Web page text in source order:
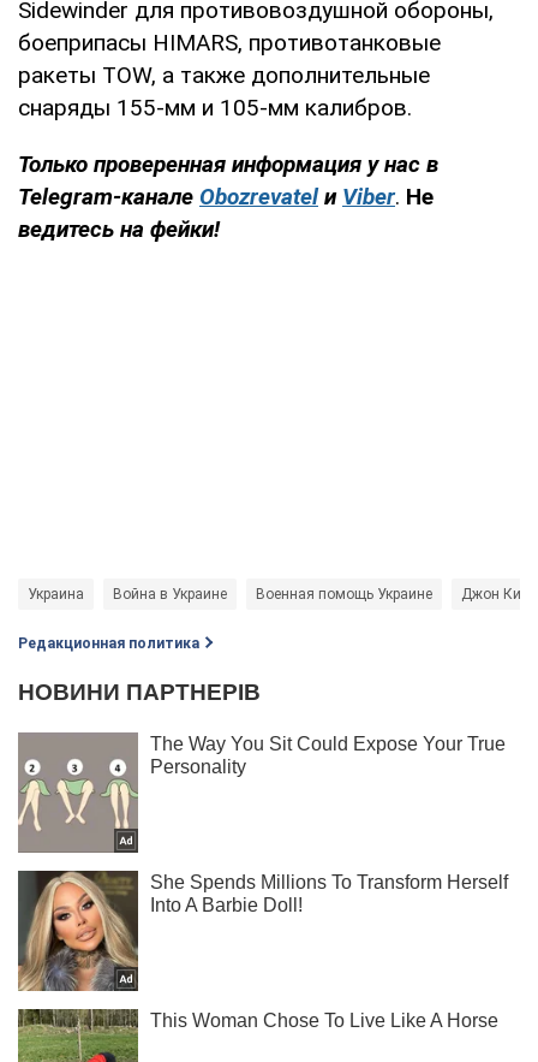
Sidewinder для противовоздушной обороны,
боеприпасы HIMARS, противотанковые
ракеты TOW, а также дополнительные
снаряды 155-мм и 105-мм калибров.
Только проверенная информация у нас в
Telegram-канале Obozrevatel и Viber. Не
ведитесь на фейки!
Украина Война в Украине Военная помощь Украине Джон
Редакционная политика